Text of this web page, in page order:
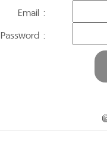
Email :
Password :